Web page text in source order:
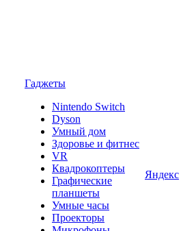
Гаджеты
Nintendo Switch
Dyson
Умный дом
Здоровье и фитнес
VR
Квадрокоптеры
Графические
планшеты
Умные часы
Проекторы
Яндекс